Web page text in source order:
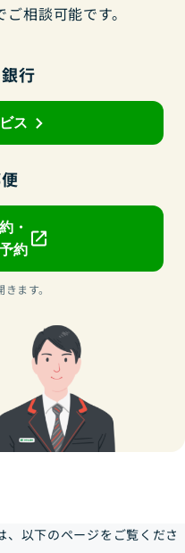
相談可能です。
行
ス
・
約
ます。
以下のページをご覧くださ